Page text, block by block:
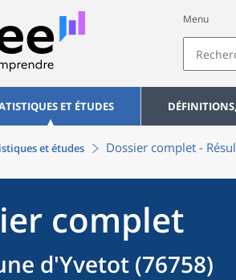
Menu
ET ÉTUDES
et études Dossier complet -
complet
d'Yvetot (76758)